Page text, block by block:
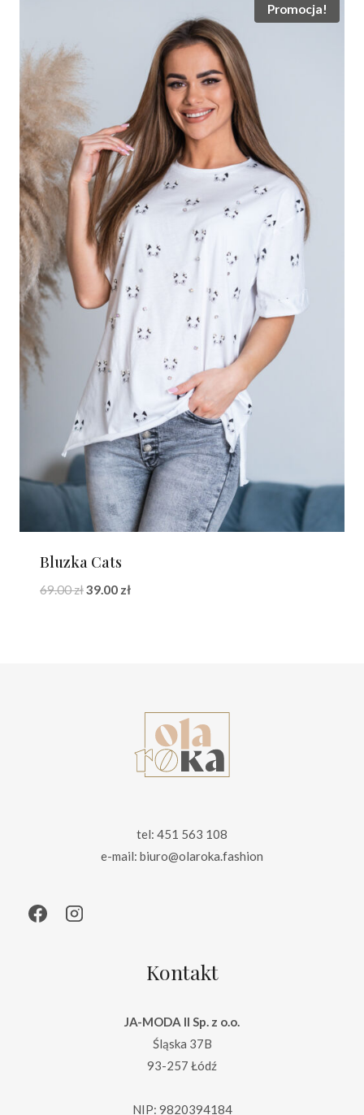
Promocja!
Bluzka Cats
69.00złPierwotna
39.00 złAktualna
tel: 451 563 108
e-mail: biuro@olaroka.fashion
Kontakt
JA-MODA II Sp. z o.o.
Śląska 37B
93-257 Łódź
NIP: 9820394184